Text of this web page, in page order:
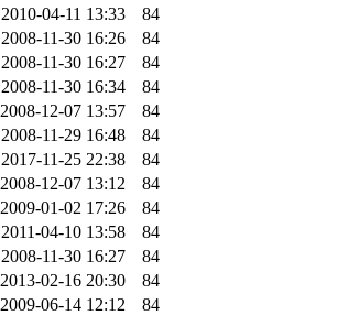
2010-04-11 13:33
84
2008-11-30 16:26
84
2008-11-30 16:27
84
2008-11-30 16:34
84
2008-12-07 13:57
84
2008-11-29 16:48
84
2017-11-25 22:38
84
2008-12-07 13:12
84
2009-01-02 17:26
84
2011-04-10 13:58
84
2008-11-30 16:27
84
2013-02-16 20:30
84
2009-06-14 12:12
84